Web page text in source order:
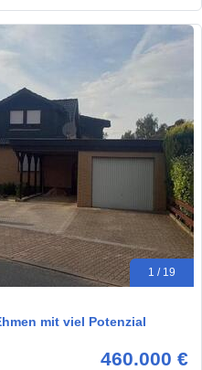
1 / 19
mit viel Potenzial
460.000 €